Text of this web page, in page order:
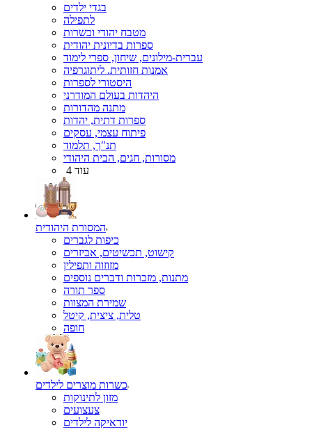
בגדי ילדים
לתפילה
מטבח יהודי וכשרות
ספרות בדיונית יהודית
עברית-מילונים, שיחון, ספרי לימוד
אמנות חזותית. ליתוגרפיה
היסטורי לספרות
היהדות בעולם המודרני
מתנה מהדורות
ספרות דתית, יהדות
פיתוח עצמי, עסקים
תנ"ך, תלמוד
מסורות, חגים, הבית היהודי
עוד 4
המסורת היהודית
כיפות לגברים
קישוט, תכשיטים, אביזרים
מזוזוה ותפילין
מתנות, מזכרות ודברים נוספים
ספר תורה
שמירת המצוות
טלית, ציצית, קיטל
כשרות מוצרים לילדים
מזון לתינוקות
צעצועים
יודאיקה לילדים